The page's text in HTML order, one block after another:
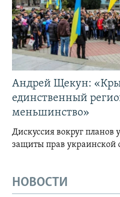
Андрей Щекун:
единственный
меньшинство»
Дискуссия вокруг планов
защиты прав
НОВОСТИ